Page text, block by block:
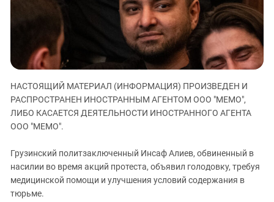
ЗАСТАВЛЯЕТ
КАВКАЗ ЗА ПАЛЕСТИНУ
ИНАКОМЫСЛИЕ В ЧЕЧНЕ
ПРЕСЛЕДОВАНИЕ АКТИВИСТОВ
МОБИЛИЗАЦИЯ И ПРОТЕСТЫ
Кабардино-Балкария
Калмыкия
Карачаево-Черкесия
Краснодарский край
Нагорный Карабах
Северная Осетия - Алания
СКФО
НАСТОЯЩИЙ МАТЕРИАЛ (ИНФОРМАЦИЯ) ПРОИЗВЕДЕН И
РАСПРОСТРАНЕН ИНОСТРАННЫМ АГЕНТОМ ООО "МЕМО",
ЛИБО КАСАЕТСЯ ДЕЯТЕЛЬНОСТИ ИНОСТРАННОГО АГЕНТА
ООО "МЕМО".
Грузинский политзаключенный Инсаф Алиев, обвиненный в
насилии во время акций протеста, объявил голодовку, требуя
медицинской помощи и улучшения условий содержания в
тюрьме.